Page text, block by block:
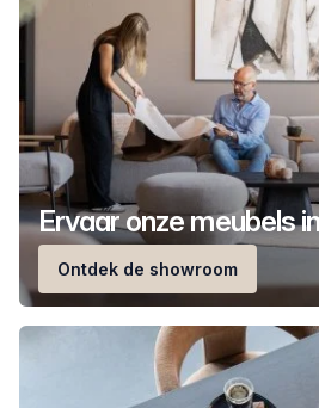
Ervaar onze meubels
Ontdek de showroom